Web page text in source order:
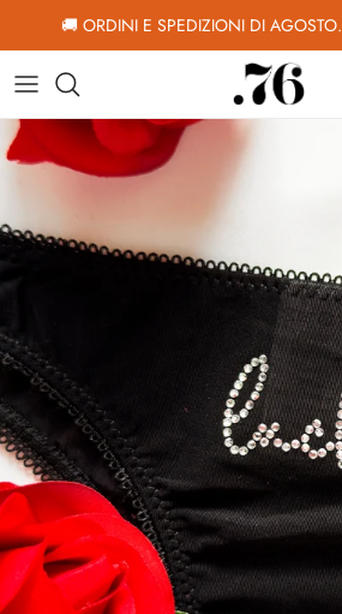
Passa ai contenuti
🚚 ORDINI E SPEDIZIONI DI AGOSTO.
Passa alle informazioni sul prodotto